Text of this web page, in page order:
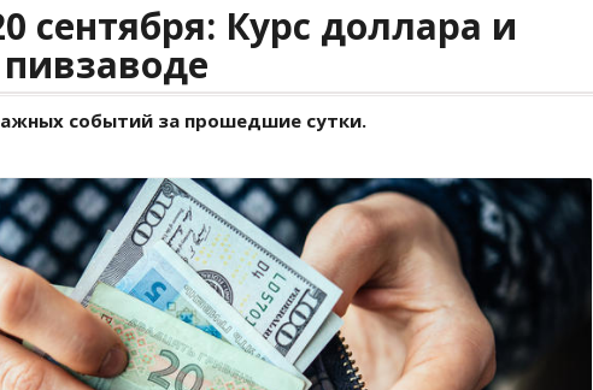
сентября: Курс доллара и
событий за прошедшие сутки.